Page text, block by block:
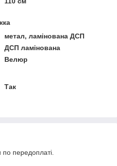
метал, ламінована ДСП
ДСП ламінована
Велюр
Так
по передоплаті.